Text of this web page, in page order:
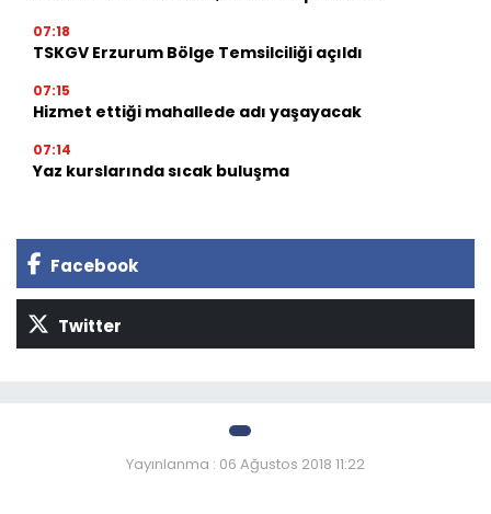
07:18
TSKGV Erzurum Bölge Temsilciliği açıldı
07:15
Hizmet ettiği mahallede adı yaşayacak
07:14
Yaz kurslarında sıcak buluşma
Facebook
Twitter
Yayınlanma : 06 Ağustos 2018 11:22